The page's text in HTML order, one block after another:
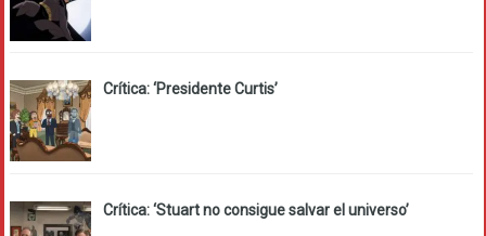
Crítica: ‘Presidente Curtis’
Crítica: ‘Stuart no consigue salvar el universo’